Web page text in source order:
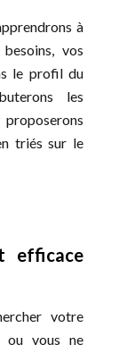
à
vos
le profil du
les
triés sur le
efficace
votre
ou vous ne